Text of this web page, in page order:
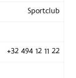
Sportclub
+32 494 12 11 22